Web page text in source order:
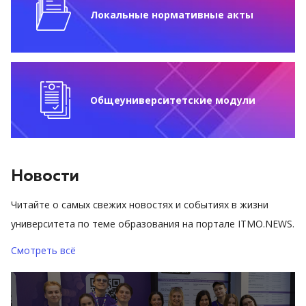
Локальные нормативные акты
Общеуниверситетские модули
Новости
Читайте о самых свежих новостях и событиях в жизни
университета по теме образования на портале ITMO.NEWS.
Смотреть всё